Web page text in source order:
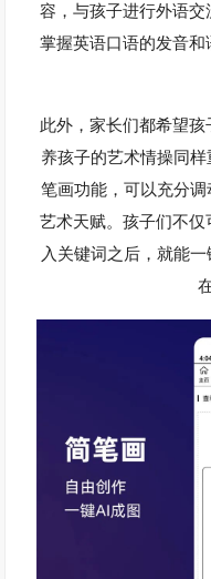
容，与孩子进行外语
掌握英语口语的发音
此外，家长们都希望
养孩子的艺术情操同
笔画功能，可以充分
艺术天赋。孩子们不
入关键词之后，就能一